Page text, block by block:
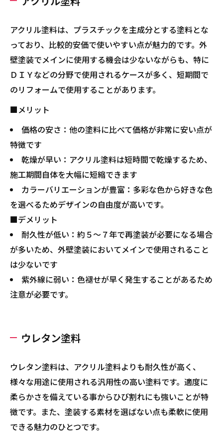
アクリル塗料は、プラスチックを主成分とする塗料とな
っており、比較的安価で使いやすい点が魅力的です。外
壁塗装でメインに使用する機会は少ないながらも、特に
ＤＩＹなどの分野で使用されるケースが多く、短期間で
のリフォームで使用することがあります。
■メリット
価格の安さ：他の塗料に比べて価格が非常に安い点が
特徴です
乾燥が早い：アクリル塗料は短時間で乾燥するため、
施工期間自体を大幅に短縮できます
カラーバリエーションが豊富：多彩な色から好きな色
を選べるためデザインの自由度が高いです。
■デメリット
耐久性が低い：約５～７年で再塗装が必要になる場合
が多いため、外壁塗装においてメインで使用されること
は少ないです
紫外線に弱い：色褪せが早く発生することがあるため
注意が必要です。
ウレタン塗料
ウレタン塗料は、アクリル塗料よりも耐久性が高く、
様々な用途に使用される汎用性の高い塗料です。適度に
柔らかさを備えている事からひび割れにも強いことが特
徴です。また、塗装する素材を選ばない点も柔軟に使用
できる魅力のひとつです。